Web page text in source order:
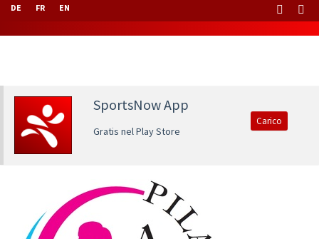
DE FR EN
SportsNow App
Gratis nel Play Store
Carico